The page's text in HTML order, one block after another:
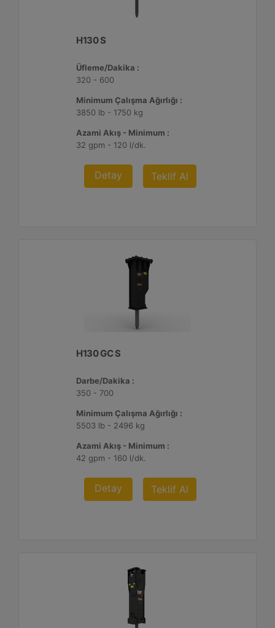
H130 S
Üfleme/Dakika :
320 - 600
Minimum Çalışma Ağırlığı :
3850 lb - 1750 kg
Azami Akış - Minimum :
32 gpm - 120 l/dk.
Detay Teklif Al
H130 GC S
Darbe/Dakika :
350 - 700
Minimum Çalışma Ağırlığı :
5503 lb - 2496 kg
Azami Akış - Minimum :
42 gpm - 160 l/dk.
Detay Teklif Al